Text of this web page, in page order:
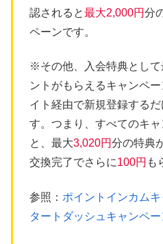
認されると最大2,000円分
ペーンです。
※その他、入会特典として
ントがもらえるキャンペ
イト経由で新規登録する
す。つまり、すべてのキ
と、最大3,020円分の特典
交換完了でさらに100円 も
参照： ポイントインカム
タートダッシュキャンペー